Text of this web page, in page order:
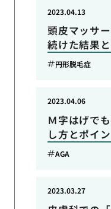
頭皮マッサ
続けた結果
2023.04.13
円形脱毛症
Ｍ字はげで
し方とポイ
2023.04.06
AGA
2023.03.27